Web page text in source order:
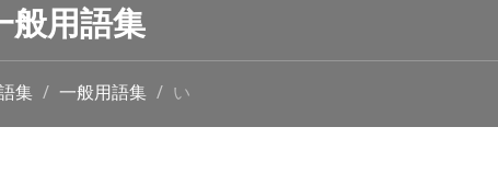
般用語集
集 一般用語集 い